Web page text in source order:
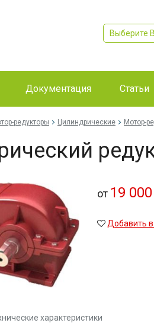
Выберите
Документация Статьи
редукторы Цилиндрические Мотор-
от 19 000
Добавить
характеристики